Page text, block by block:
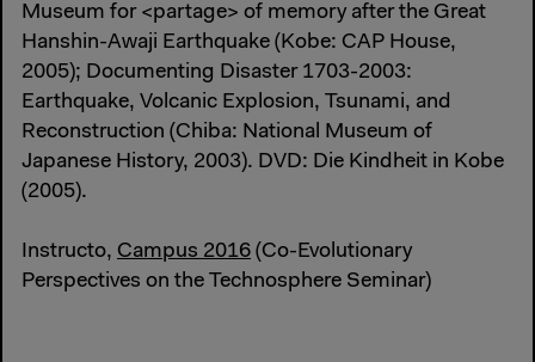
Museum for <partage> of memory after the Great
Hanshin-Awaji Earthquake (Kobe: CAP House,
2005); Documenting Disaster 1703-2003:
Earthquake, Volcanic Explosion, Tsunami, and
Reconstruction (Chiba: National Museum of
Japanese History, 2003). DVD: Die Kindheit in Kobe
(2005).
Instructo, Campus 2016 (Co-Evolutionary
Perspectives on the Technosphere Seminar)